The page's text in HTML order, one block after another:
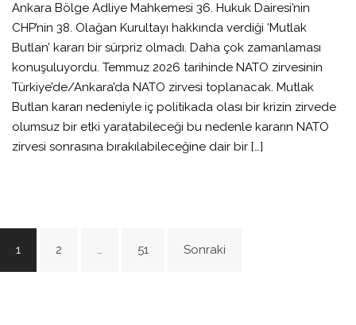
Ankara Bölge Adliye Mahkemesi 36. Hukuk Dairesi’nin
CHP’nin 38. Olağan Kurultayı hakkında verdiği ‘Mutlak
Butlan’ kararı bir sürpriz olmadı. Daha çok zamanlaması
konuşuluyordu. Temmuz 2026 tarihinde NATO zirvesinin
Türkiye’de/Ankara’da NATO zirvesi toplanacak. Mutlak
Butlan kararı nedeniyle iç politikada olası bir krizin zirvede
olumsuz bir etki yaratabileceği bu nedenle kararın NATO
zirvesi sonrasına bırakılabileceğine dair bir […]
Yazı
sayfalaması
1 2 … 51 Sonraki